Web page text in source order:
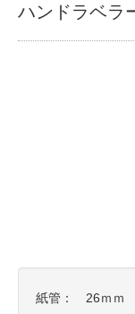
ハンドラベラ
紙管： 26ｍｍ